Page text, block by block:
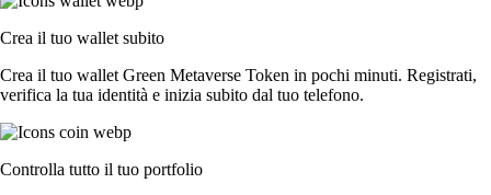
Crea il tuo wallet subito
Crea il tuo wallet Green Metaverse Token in pochi minuti. Registrati,
verifica la tua identità e inizia subito dal tuo telefono.
Controlla tutto il tuo portfolio